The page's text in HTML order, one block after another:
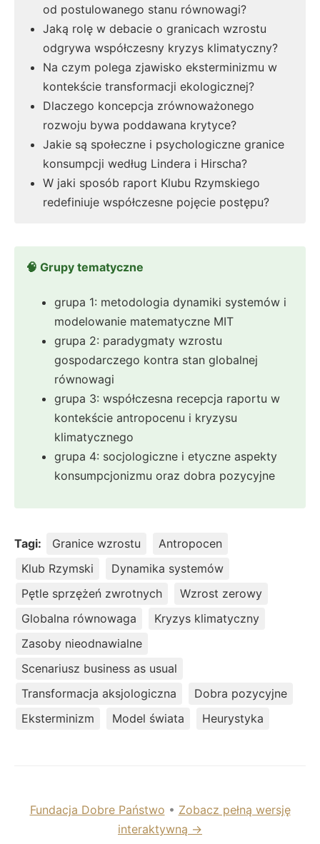
od postulowanego stanu równowagi?
Jaką rolę w debacie o granicach wzrostu
odgrywa współczesny kryzys klimatyczny?
Na czym polega zjawisko eksterminizmu w
kontekście transformacji ekologicznej?
Dlaczego koncepcja zrównoważonego
rozwoju bywa poddawana krytyce?
Jakie są społeczne i psychologiczne granice
konsumpcji według Lindera i Hirscha?
W jaki sposób raport Klubu Rzymskiego
redefiniuje współczesne pojęcie postępu?
🧠 Grupy tematyczne
grupa 1: metodologia dynamiki systemów i
modelowanie matematyczne MIT
grupa 2: paradygmaty wzrostu
gospodarczego kontra stan globalnej
równowagi
grupa 3: współczesna recepcja raportu w
kontekście antropocenu i kryzysu
klimatycznego
grupa 4: socjologiczne i etyczne aspekty
konsumpcjonizmu oraz dobra pozycyjne
Tagi: Granice wzrostu
Antropocen
Klub Rzymski
Dynamika systemów
Pętle sprzężeń zwrotnych
Wzrost zerowy
Globalna równowaga
Kryzys klimatyczny
Zasoby nieodnawialne
Scenariusz business as usual
Transformacja aksjologiczna
Dobra pozycyjne
Eksterminizm
Model świata Heurystyka
Fundacja Dobre Państwo • Zobacz pełną wersję
interaktywną →